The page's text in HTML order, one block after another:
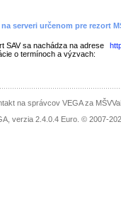
serveri určenom pre rezort
SAV sa nachádza na adrese
o termínoch a výzvach:
na správcov VEGA za
verzia 2.4.0.4 Euro. © 2007-